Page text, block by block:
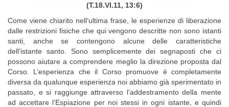
(T.18.VI.11, 13:6)
Come viene chiarito nell’ultima frase, le esperienze di liberazione
dalle restrizioni fisiche che qui vengono descritte non sono istanti
santi, anche se contengono alcune delle caratteristiche
dell’istante santo. Sono semplicemente dei segnaposti che ci
possono aiutare a comprendere meglio la direzione proposta dal
Corso. L’esperienza che il Corso promuove è completamente
diversa da qualunque esperienza noi abbiamo già sperimentato in
passato, e si raggiunge attraverso l’addestramento della mente
ad accettare l’Espiazione per noi stessi in ogni istante, e quindi